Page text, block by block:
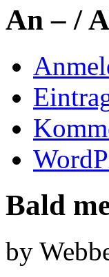
An – /
Bald
by